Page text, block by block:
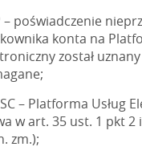
– poświadczenie
konta na
został
– Platforma
w art. 35 ust. 1 pkt 2
zm.);